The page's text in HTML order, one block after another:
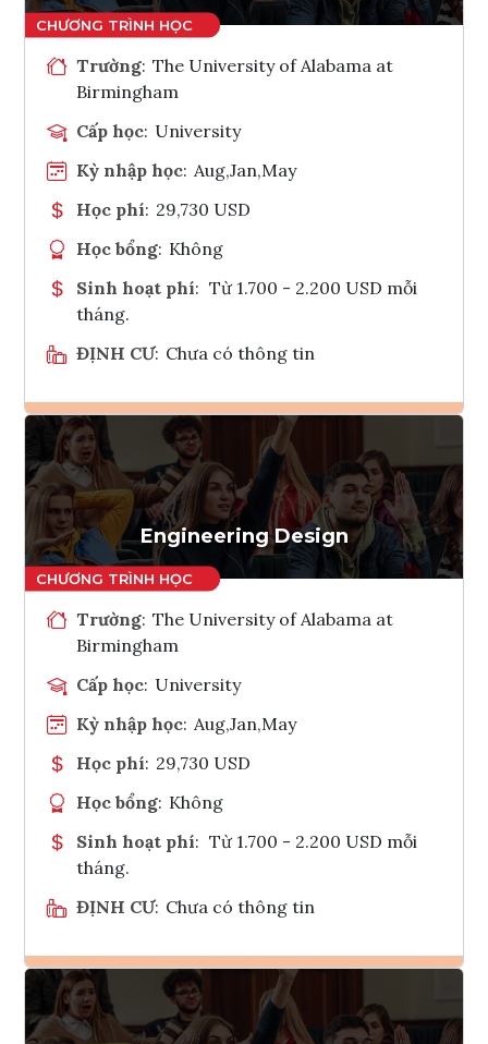
Trường: The University of Alabama at
Birmingham
Cấp học: University
Kỳ nhập học: Aug,Jan,May
Học phí: 29,730 USD
Học bổng: Không
Sinh hoạt phí: Từ 1.700 - 2.200 USD mỗi
tháng.
ĐỊNH CƯ: Chưa có thông tin
Ghi danh
Tham vấn Interlink
Engineering Design
Trường: The University of Alabama at
Birmingham
Cấp học: University
Kỳ nhập học: Aug,Jan,May
Học phí: 29,730 USD
Học bổng: Không
Sinh hoạt phí: Từ 1.700 - 2.200 USD mỗi
tháng.
ĐỊNH CƯ: Chưa có thông tin
Ghi danh